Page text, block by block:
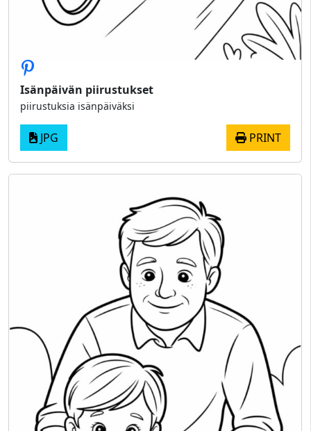
Isänpäivän piirustukset
piirustuksia isänpäiväksi
JPG PRINT